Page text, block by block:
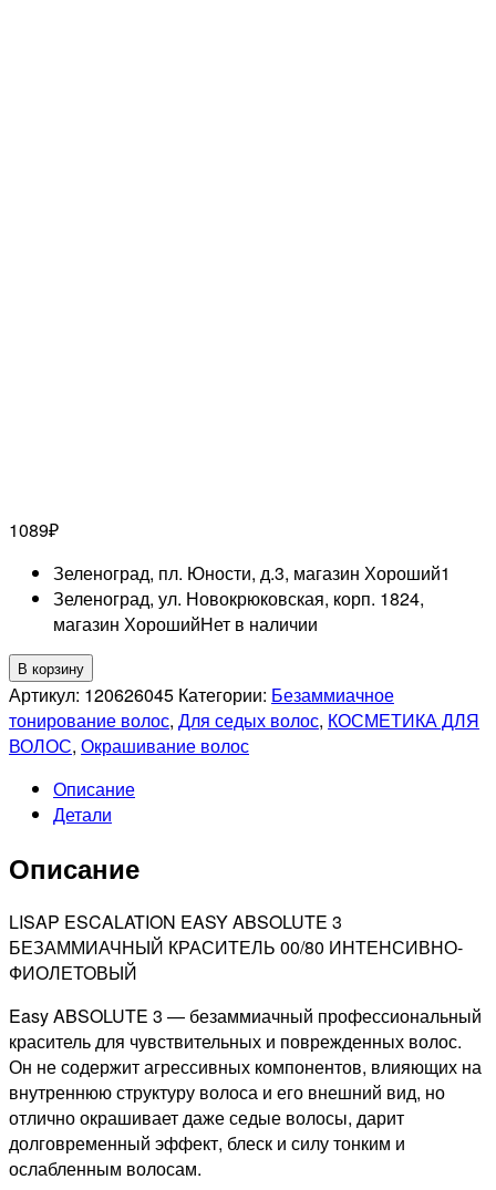
1089₽
Зеленоград, пл. Юности, д.3, магазин Хороший1
Зеленоград, ул. Новокрюковская, корп. 1824,
магазин ХорошийНет в наличии
Количество
товара
LISAP
PROFESSIONNEL
ABSOLUTE
ТОНИРУЮЩАЯ
ДЛЯ
ИНТЕНСИВНО-
ФИОЛЕТОВЫЙ,
60МЛ
В корзину
Артикул: 120626045 Категории: Безаммиачное
тонирование волос, Для седых волос, КОСМЕТИКА ДЛЯ
ВОЛОС, Окрашивание волос
Описание
Детали
Описание
LISAP ESCALATION EASY ABSOLUTE 3
БЕЗАММИАЧНЫЙ КРАСИТЕЛЬ 00/80 ИНТЕНСИВНО-
ФИОЛЕТОВЫЙ
Easy ABSOLUTE 3 — безаммиачный профессиональный
краситель для чувствительных и поврежденных волос.
Он не содержит агрессивных компонентов, влияющих на
внутреннюю структуру волоса и его внешний вид, но
отлично окрашивает даже седые волосы, дарит
долговременный эффект, блеск и силу тонким и
ослабленным волосам.